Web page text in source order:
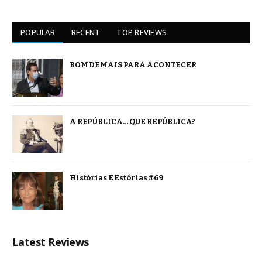
POPULAR RECENT TOP REVIEWS
BOM DEMAIS PARA ACONTECER
A REPÚBLICA… QUE REPÚBLICA?
Histórias E Estórias #69
Latest Reviews